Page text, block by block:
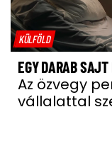
KÜLFÖLD
EGY DARAB
Az özvegy
vállalattal